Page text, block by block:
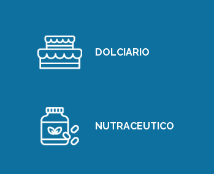
DOLCIARIO
NUTRACEUTICO